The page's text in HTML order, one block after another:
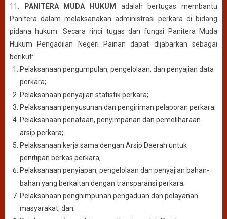
11. PANITERA MUDA HUKUM
adalah bertugas membantu
Panitera dalam melaksanakan administrasi perkara di bidang
pidana hukum. Secara rinci tugas dan fungsi Panitera Muda
Hukum Pengadilan Negeri Painan dapat dijabarkan sebagai
berikut:
Pelaksanaan pengumpulan, pengelolaan, dan penyajian data
perkara;
Pelaksanaan penyajian statistik perkara;
Pelaksanaan penyusunan dan pengiriman pelaporan perkara;
Pelaksanaan penataan, penyimpanan dan pemeliharaan
arsip perkara;
Pelaksanaan kerja sama dengan Arsip Daerah untuk
penitipan berkas perkara;
Pelaksanaan penyiapan, pengelolaan dan penyajian bahan-
bahan yang berkaitan dengan transparansi perkara;
Pelaksanaan penghimpunan pengaduan dan pelayanan
masyarakat, dan;